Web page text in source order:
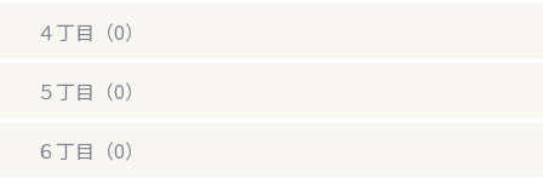
４丁目（0）
５丁目（0）
６丁目（0）